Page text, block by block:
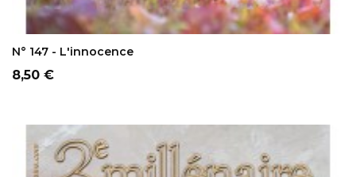
AJOUTER AU PANIER
N° 147 - L'innocence
Prix
8,50 €